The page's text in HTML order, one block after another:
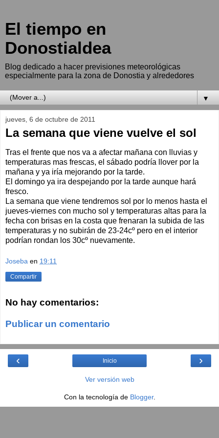
El tiempo en
Donostialdea
Blog dedicado a hacer previsiones meteorológicas
especialmente para la zona de Donostia y alrededores
▼
jueves, 6 de octubre de 2011
La semana que viene vuelve el sol
Tras el frente que nos va a afectar mañana con lluvias y
temperaturas mas frescas, el sábado podría llover por la
mañana y ya iría mejorando por la tarde.
El domingo ya ira despejando por la tarde aunque hará
fresco.
La semana que viene tendremos sol por lo menos hasta el
jueves-viernes con mucho sol y temperaturas altas para la
fecha con brisas en la costa que frenaran la subida de las
temperaturas y no subirán de 23-24cº pero en el interior
podrían rondan los 30cº nuevamente.
Joseba en 19:11
Compartir
No hay comentarios:
Publicar un comentario
‹ ›
Inicio
Ver versión web
Con la tecnología de Blogger.